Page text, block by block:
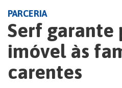
PARCERIA
Serf garante
imóvel às
carentes